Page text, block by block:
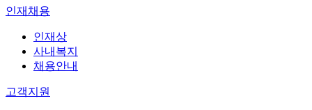
인재채용
인재상
사내복지
채용안내
고객지원